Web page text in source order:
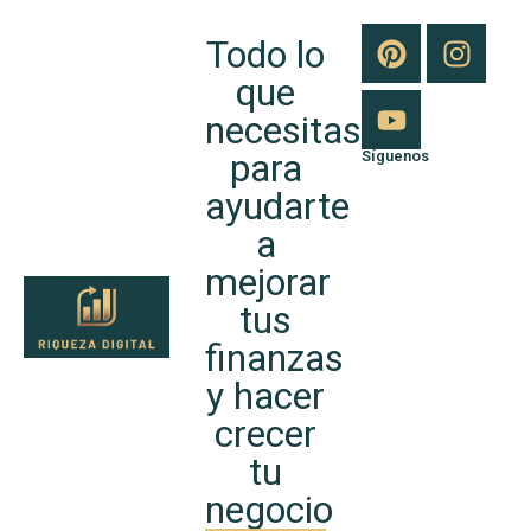
Todo lo
que
necesitas
para
ayudarte
a
mejorar
tus
finanzas
y hacer
crecer
tu
negocio
Síguenos